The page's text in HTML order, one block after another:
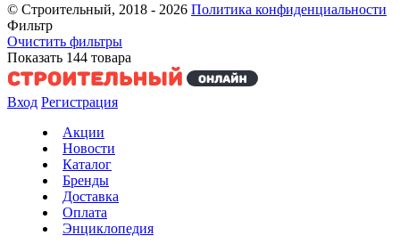
© Строительный, 2018 - 2026 Политика конфиденциальности
Фильтр
Очистить фильтры
Показать 144 товара
Вход Регистрация
Акции
Новости
Каталог
Бренды
Доставка
Оплата
Энциклопедия